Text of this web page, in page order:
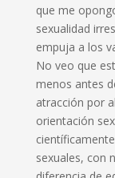
que me
sexualidad
empuja a los
No veo que
menos antes
atracción por
orientación
sexuales, con